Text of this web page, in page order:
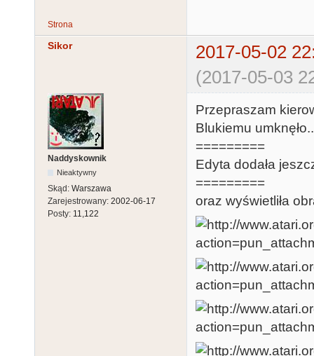
Strona
Sikor
2017-05-02
(2017-05-03
Naddyskownik
Nieaktywny
Skąd: Warszawa
Zarejestrowany: 2002-06-17
Posty: 11,122
Przepraszam
Blukiemu
=========
Edyta dodała
=========
oraz wyświetliła